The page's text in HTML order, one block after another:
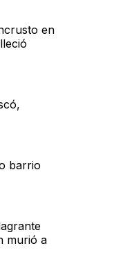
en
barrio
murió a